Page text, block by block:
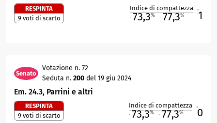
RESPINTA
9 voti di scarto
Indice di compattezza
73,3% 77,3% 1
Senato
Votazione n. 72
Seduta n. 200 del 19 giu 2024
Em. 24.3, Parrini e altri
RESPINTA
9 voti di scarto
Indice di compattezza
73,3% 77,3% 0